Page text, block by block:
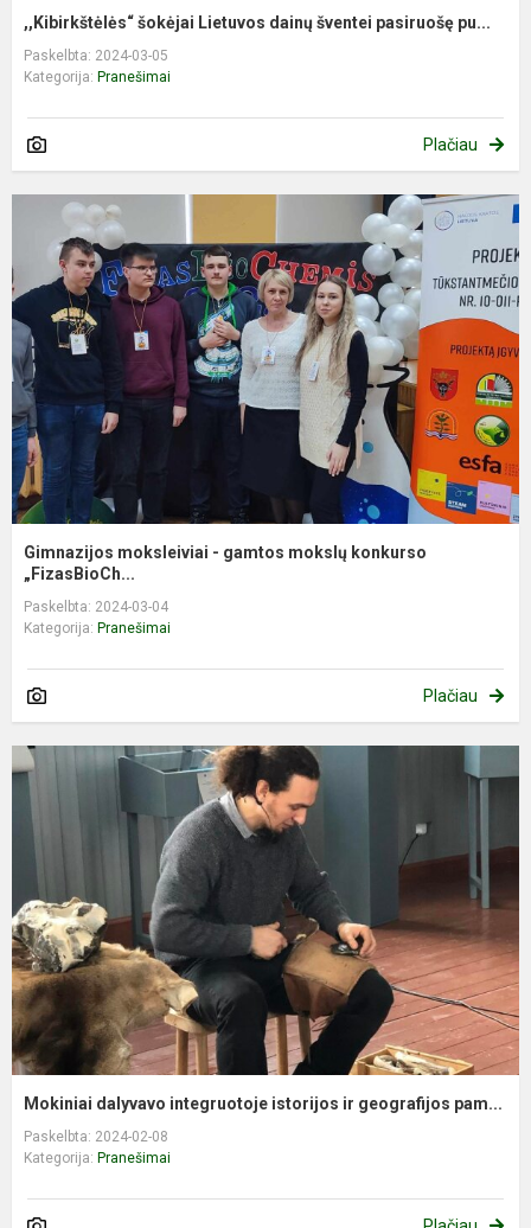
,,Kibirkštėlės“ šokėjai Lietuvos dainų šventei pasiruošę pu...
Paskelbta: 2024-03-05
Kategorija: Pranešimai
Plačiau
Gimnazijos moksleiviai - gamtos mokslų konkurso
„FizasBioCh...
Paskelbta: 2024-03-04
Kategorija: Pranešimai
Plačiau
Mokiniai dalyvavo integruotoje istorijos ir geografijos pam...
Paskelbta: 2024-02-08
Kategorija: Pranešimai